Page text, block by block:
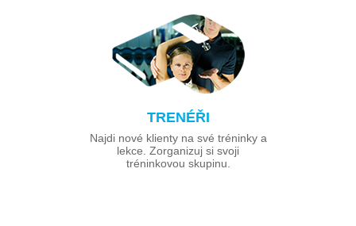
TRENÉŘI
Najdi nové klienty na své tréninky a
lekce. Zorganizuj si svoji
tréninkovou skupinu.